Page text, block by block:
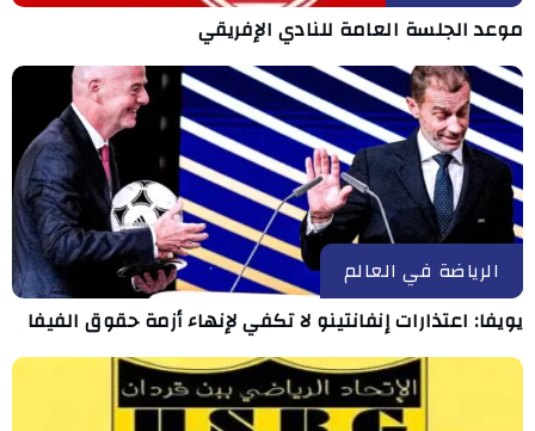
موعد الجلسة العامة للنادي الإفريقي
الرياضة في العالم
يويفا: اعتذارات إنفانتينو لا تكفي لإنهاء أزمة حقوق الفيفا